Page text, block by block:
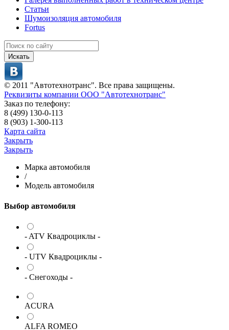
Статьи
Шумоизоляция автомобиля
Fortus
Искать
© 2011 "Автотехнотранс". Все права защищены.
Реквизиты компании ООО "Автотехнотранс"
Заказ по телефону:
8 (499) 130-0-113
8 (903) 1-300-113
Карта сайта
Закрыть
Закрыть
Марка автомобиля
/
Модель автомобиля
Выбор автомобиля
- ATV Квадроциклы -
- UTV Квадроциклы -
- Снегоходы -
ACURA
ALFA ROMEO